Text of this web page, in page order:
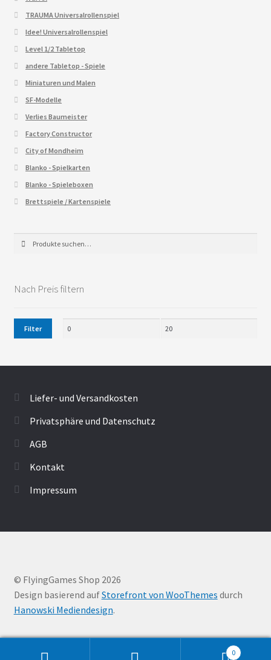
TRAUMA Universalrollenspiel
Idee! Universalrollenspiel
Level 1/2 Tabletop
andere Tabletop - Spiele
Miniaturen und Malen
SF-Modelle
Verlies Baumeister
Factory Constructor
City of Mondheim
Blanko - Spielkarten
Blanko - Spieleboxen
Brettspiele / Kartenspiele
nach:
Nach Preis filtern
Filter
Liefer- und Versandkosten
Privatsphäre und Datenschutz
AGB
Kontakt
Impressum
© FlyingGames Shop 2026
Design basierend aufStorefront von WooThemes durch
Hanowski Mediendesign.
0